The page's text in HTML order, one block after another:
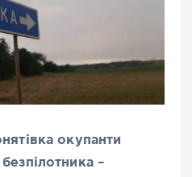
окупанти
–